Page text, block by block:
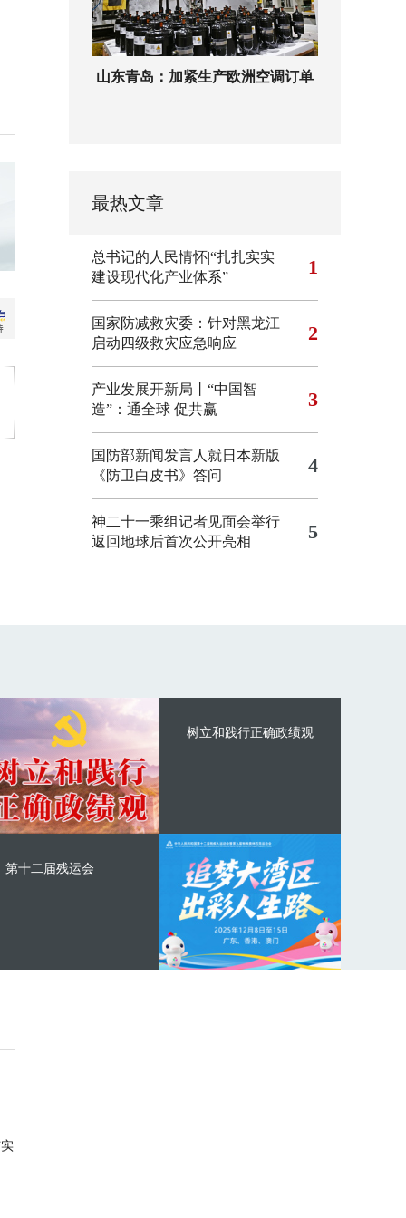
山东青岛：加紧生产欧洲空调订单
最热文章
总书记的人民情怀|“扎扎实实
建设现代化产业体系”
1
国家防减救灾委：针对黑龙江
启动四级救灾应急响应
2
产业发展开新局丨“中国智
造”：通全球 促共赢
3
国防部新闻发言人就日本新版
《防卫白皮书》答问
4
神二十一乘组记者见面会举行
返回地球后首次公开亮相
5
树立和践行正确政绩观
第十二届残运会